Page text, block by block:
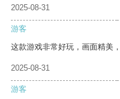
2025-08-31
游客
这款游戏非常好玩，画面精美
2025-08-31
游客